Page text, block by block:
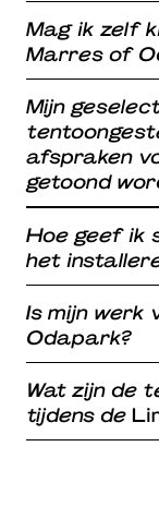
Mag ik zelf
Marres of
Mijn
afspraken
getoond
Hoe geef ik
het
Is mijn werk
Odapark?
Wat zijn de
tijdens de